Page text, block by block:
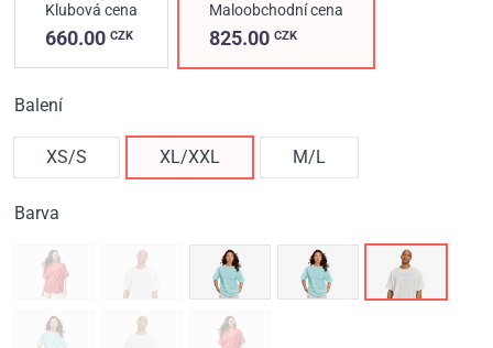
Klubová cena
660.00 CZK
Maloobchodní cena
825.00CZK
Balení
XS/S XL/XXL M/L
Barva